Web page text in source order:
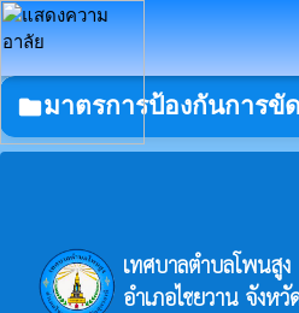
folderมาตรการป้องกันการขั
เทศบาลตำบลโพนสูง
อำเภอไชยวาน จังห